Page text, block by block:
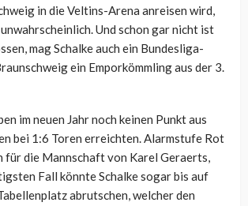
in die Veltins-Arena anreisen wird,
Und schon gar nicht ist
mag Schalke auch ein Bundesliga-
ein Emporkömmling aus der 3.
im neuen Jahr noch keinen Punkt aus
bei 1:6 Toren erreichten. Alarmstufe Rot
für die Mannschaft von Karel Geraerts,
Fall könnte Schalke sogar bis auf
abrutschen, welcher den